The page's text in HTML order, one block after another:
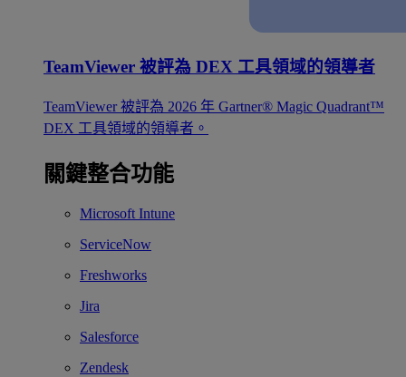
TeamViewer 被評為 DEX 工具領域的領導者
TeamViewer 被評為 2026 年 Gartner® Magic Quadrant™
DEX 工具領域的領導者。
關鍵整合功能
Microsoft Intune
ServiceNow
Freshworks
Jira
Salesforce
Zendesk